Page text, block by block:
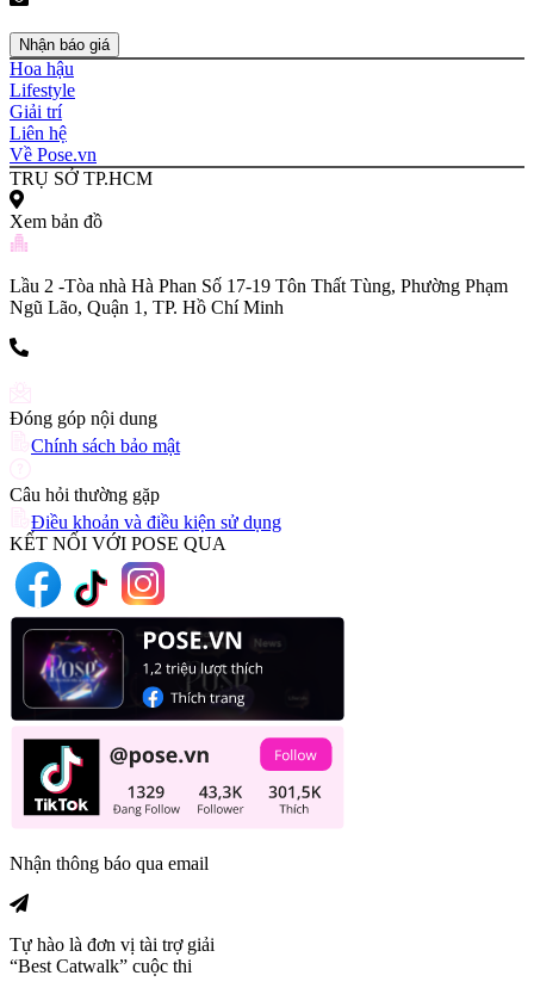
Nhận báo giá
Hoa hậu
Lifestyle
Giải trí
Liên hệ
Về Pose.vn
TRỤ SỞ TP.HCM
Xem bản đồ
Lầu 2 -Tòa nhà Hà Phan Số 17-19 Tôn Thất Tùng, Phường Phạm
Ngũ Lão, Quận 1, TP. Hồ Chí Minh
Đóng góp nội dung
Chính sách bảo mật
Câu hỏi thường gặp
Điều khoản và điều kiện sử dụng
KẾT NỐI VỚI POSE QUA
Nhận thông báo qua email
Tự hào là đơn vị tài trợ giải
“Best Catwalk” cuộc thi